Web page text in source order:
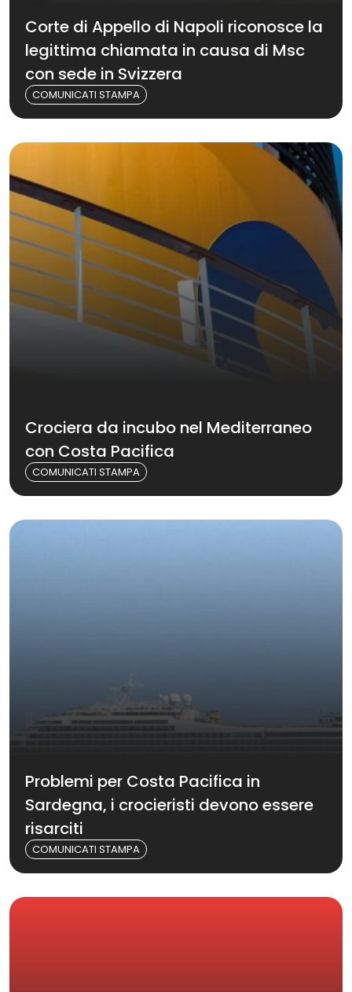
Corte di Appello di Napoli riconosce la
legittima chiamata in causa di Msc
con sede in Svizzera
COMUNICATI STAMPA
Crociera da incubo nel Mediterraneo
con Costa Pacifica
COMUNICATI STAMPA
Problemi per Costa Pacifica in
Sardegna, i crocieristi devono essere
risarciti
COMUNICATI STAMPA